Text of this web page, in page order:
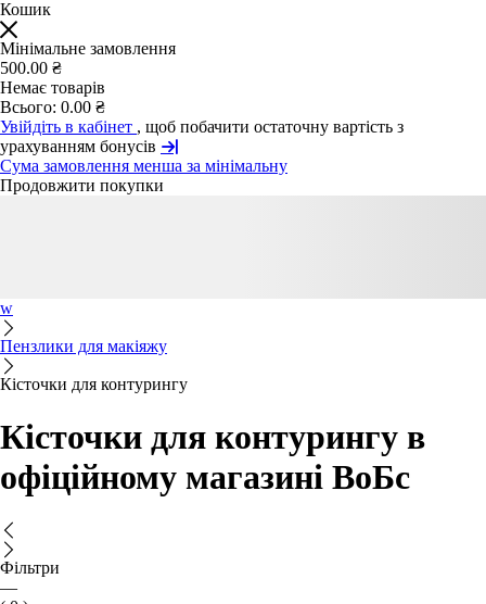
Кошик
Мінімальне замовлення
500.00 ₴
Немає товарів
Всього: 0.00 ₴
Увійдіть в кабінет , щоб побачити остаточну вартість з
урахуванням бонусів
Сума замовлення менша за мінімальну
Продовжити покупки
w
Пензлики для макіяжу
Кісточки для контурингу
Кісточки для контурингу в
офіційному магазині ВоБс
Фільтри
—